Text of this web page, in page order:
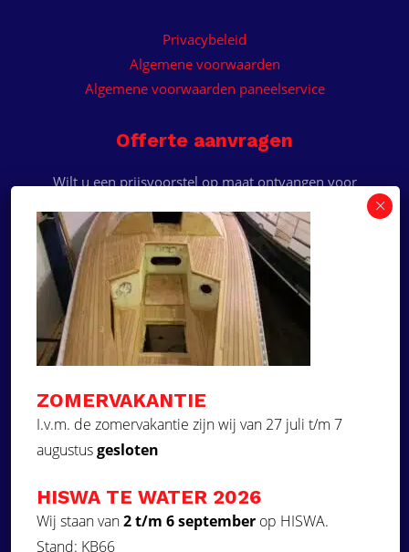
Privacybeleid
Algemene voorwaarden
Algemene voorwaarden paneelservice
Offerte aanvragen
Wilt u een prijsvoorstel op maat ontvangen voor
vrijblijvende offerte aan!
Offerte aanvragen
Ga naar
Over ons
Projecten
Aquadeck EVA foam decks
ZOMERVAKANTIE
I.v.m. de zomervakantie zijn wij van 27 juli t/m 7
augustusgesloten
HISWA TE WATER 2026
Wij staan van2 t/m 6 september op HISWA.
Stand: KB66
×
Deze website maakt
gebruik van cookies.
Deze website gebruikt cookies om uw
gebruikerservaring te verbeteren. Door
onze website te gebruiken, stemt u in met
alle cookies in overeenstemming met ons
STRIKT NOODZAKELIJK
PRESTATIE
FUNCTIONEEL